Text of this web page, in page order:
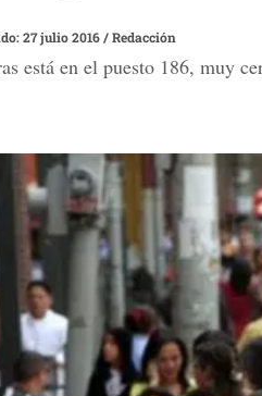
27 julio 2016/Redacción
está en el puesto 186, muy